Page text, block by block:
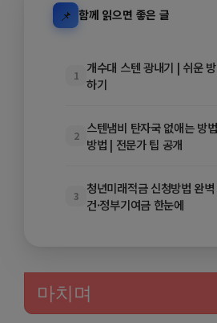
📌 함께 읽으면 좋은 글
1
개수대 스텐 광내기 | 쉬운
하기
2
스텐냄비 탄자국 없애는 방
방법 | 전문가 팁 공개
3
청년미래적금 신청방법 완
건·정부기여금 한눈에
마치며